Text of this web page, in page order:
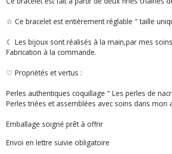
☆ Ce bracelet est entièrement réglable " taille
☾ Les bijoux sont réalisés à la main,par mes
Fabrication à la commande.
♡ Propriétés et vertus :
Perles authentiques coquillage " Les perles de
Perles triées et assemblées avec soins dans mon
Emballage soigné prêt à offrir
Envoi en lettre suivie obligatoire